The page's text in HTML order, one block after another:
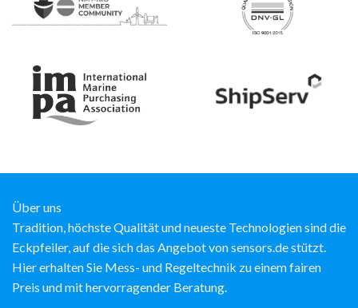
Über uns
Tradition, höchste Qualität und neueste Technologien sind die
Eckpfeiler, auf die sich das Angebot von sensors.de stützt.
Hier erhalten Sie Mess- und Regeltechnik zu einem fairen
Preis und mit hervorragender Beratung.